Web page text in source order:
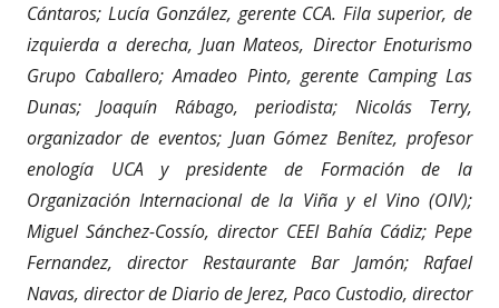
Cántaros; Lucía González, gerente CCA. Fila superior, de
izquierda a derecha, Juan Mateos, Director Enoturismo
Grupo Caballero; Amadeo Pinto, gerente Camping Las
Dunas; Joaquín Rábago, periodista; Nicolás Terry,
organizador de eventos; Juan Gómez Benítez, profesor
enología UCA y presidente de Formación de la
Organización Internacional de la Viña y el Vino (OIV);
Miguel Sánchez-Cossío, director CEEI Bahía Cádiz; Pepe
Fernandez, director Restaurante Bar Jamón; Rafael
Navas, director de Diario de Jerez, Paco Custodio, director